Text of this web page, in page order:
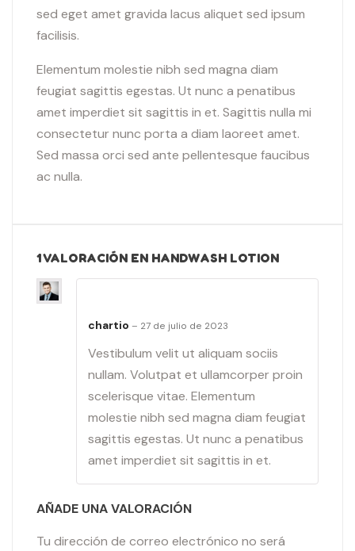
sed eget amet gravida lacus aliquet sed ipsum
facilisis.
Elementum molestie nibh sed magna diam
feugiat sagittis egestas. Ut nunc a penatibus
amet imperdiet sit sagittis in et. Sagittis nulla mi
consectetur nunc porta a diam laoreet amet.
Sed massa orci sed ante pellentesque faucibus
ac nulla.
1 VALORACIÓN EN HANDWASH LOTION
con5de 5
chartio – 27 de julio de 2023
Vestibulum velit ut aliquam sociis
nullam. Volutpat et ullamcorper proin
scelerisque vitae. Elementum
molestie nibh sed magna diam feugiat
sagittis egestas. Ut nunc a penatibus
amet imperdiet sit sagittis in et.
AÑADE UNA VALORACIÓN
Tu dirección de correo electrónico no será